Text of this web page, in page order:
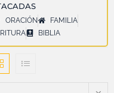
ORACIÓN
FAMILIA
BIBLIA